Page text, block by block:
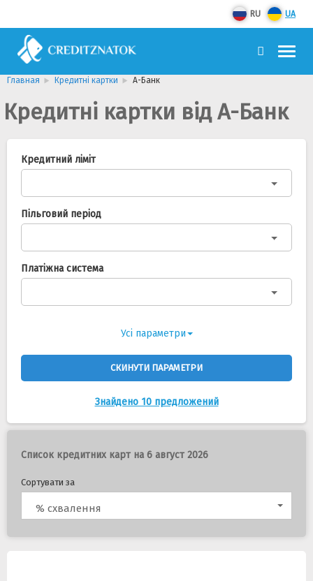
RU UA
Главная Кредитні картки А-Банк
Кредитні картки від А-Банк
Кредитний ліміт
Пільговий період
Платіжна система
Усі параметри
СКИНУТИ ПАРАМЕТРИ
Знайдено 10 предложений
Список кредитних карт на 6 август 2026
Сортувати за
% схвалення